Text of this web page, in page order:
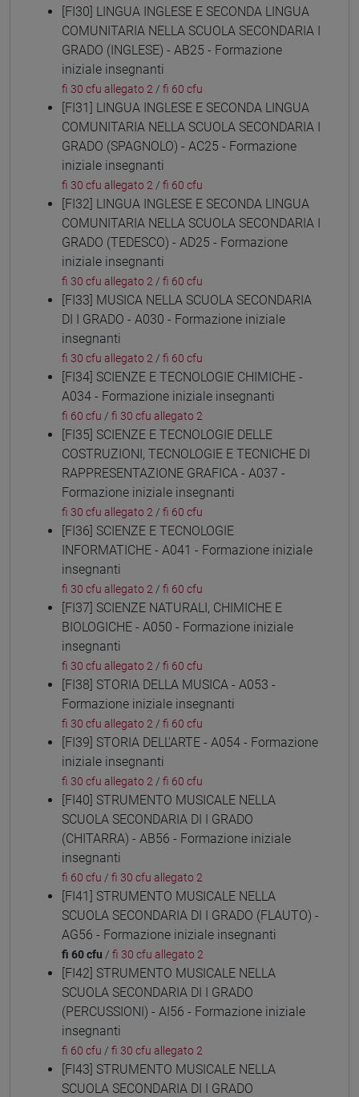
[FI30] LINGUA INGLESE E SECONDA LINGUA
COMUNITARIA NELLA SCUOLA SECONDARIA I
GRADO (INGLESE) - AB25 - Formazione
iniziale insegnanti
fi 30 cfu allegato 2 / fi 60 cfu
[FI31] LINGUA INGLESE E SECONDA LINGUA
COMUNITARIA NELLA SCUOLA SECONDARIA I
GRADO (SPAGNOLO) - AC25 - Formazione
iniziale insegnanti
fi 30 cfu allegato 2 / fi 60 cfu
[FI32] LINGUA INGLESE E SECONDA LINGUA
COMUNITARIA NELLA SCUOLA SECONDARIA I
GRADO (TEDESCO) - AD25 - Formazione
iniziale insegnanti
fi 30 cfu allegato 2 / fi 60 cfu
[FI33] MUSICA NELLA SCUOLA SECONDARIA
DI I GRADO - A030 - Formazione iniziale
insegnanti
fi 30 cfu allegato 2 / fi 60 cfu
[FI34] SCIENZE E TECNOLOGIE CHIMICHE -
A034 - Formazione iniziale insegnanti
fi 60 cfu / fi 30 cfu allegato 2
[FI35] SCIENZE E TECNOLOGIE DELLE
COSTRUZIONI, TECNOLOGIE E TECNICHE DI
RAPPRESENTAZIONE GRAFICA - A037 -
Formazione iniziale insegnanti
fi 30 cfu allegato 2 / fi 60 cfu
[FI36] SCIENZE E TECNOLOGIE
INFORMATICHE - A041 - Formazione iniziale
insegnanti
fi 30 cfu allegato 2 / fi 60 cfu
[FI37] SCIENZE NATURALI, CHIMICHE E
BIOLOGICHE - A050 - Formazione iniziale
insegnanti
fi 30 cfu allegato 2 / fi 60 cfu
[FI38] STORIA DELLA MUSICA - A053 -
Formazione iniziale insegnanti
fi 30 cfu allegato 2 / fi 60 cfu
[FI39] STORIA DELL'ARTE - A054 - Formazione
iniziale insegnanti
fi 30 cfu allegato 2 / fi 60 cfu
[FI40] STRUMENTO MUSICALE NELLA
SCUOLA SECONDARIA DI I GRADO
(CHITARRA) - AB56 - Formazione iniziale
insegnanti
fi 60 cfu / fi 30 cfu allegato 2
[FI41] STRUMENTO MUSICALE NELLA
SCUOLA SECONDARIA DI I GRADO (FLAUTO) -
AG56 - Formazione iniziale insegnanti
fi 60 cfu / fi 30 cfu allegato 2
[FI42] STRUMENTO MUSICALE NELLA
SCUOLA SECONDARIA DI I GRADO
(PERCUSSIONI) - AI56 - Formazione iniziale
insegnanti
fi 60 cfu / fi 30 cfu allegato 2
[FI43] STRUMENTO MUSICALE NELLA
SCUOLA SECONDARIA DI I GRADO